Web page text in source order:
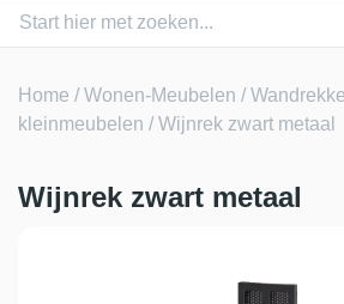
Home /Wonen-Meubelen /
kleinmeubelen / Wijnrek zwart metaal
Wijnrek zwart metaal